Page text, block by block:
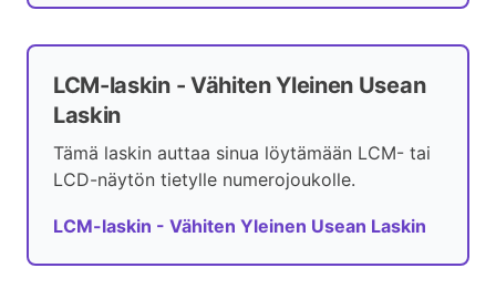
LCM-laskin - Vähiten Yleinen Usean
Laskin
Tämä laskin auttaa sinua löytämään LCM- tai
LCD-näytön tietylle numerojoukolle.
LCM-laskin - Vähiten Yleinen Usean Laskin